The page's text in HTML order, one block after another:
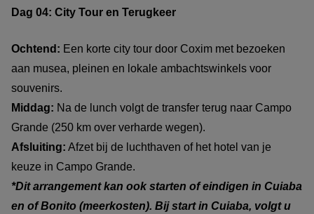
Dag 04: City Tour en Terugkeer
Ochtend: Een korte city tour door Coxim met bezoeken
aan musea, pleinen en lokale ambachtswinkels voor
souvenirs.
Middag: Na de lunch volgt de transfer terug naar Campo
Grande (250 km over verharde wegen).
Afsluiting: Afzet bij de luchthaven of het hotel van je
keuze in Campo Grande.
*Dit arrangement kan ook starten of eindigen in Cuiaba
en of Bonito (meerkosten). Bij start in Cuiaba, volgt u